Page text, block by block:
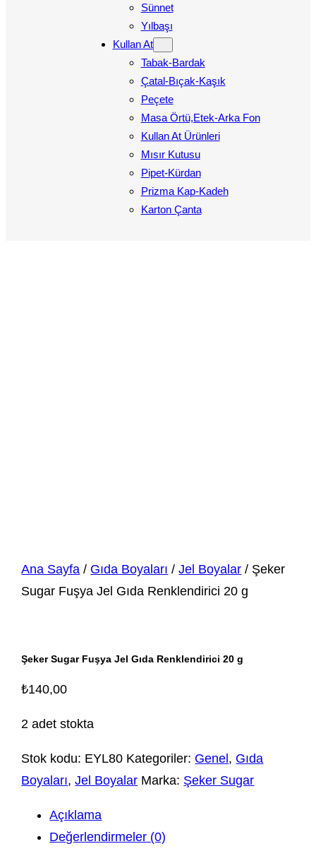
Sünnet
Yılbaşı
Kullan At
Tabak-Bardak
Çatal-Bıçak-Kaşık
Peçete
Masa Örtü,Etek-Arka Fon
Kullan At Ürünleri
Mısır Kutusu
Pipet-Kürdan
Prizma Kap-Kadeh
Karton Çanta
Ana Sayfa / Gıda Boyaları /Jel Boyalar / Şeker
Sugar Fuşya Jel Gıda Renklendirici 20 g
Şeker Sugar Fuşya Jel Gıda Renklendirici 20 g
₺140,00
2 adet stokta
Stok kodu: EYL80 Kategoriler: Genel , Gıda
Boyaları,Jel Boyalar Marka: Şeker Sugar
Açıklama
Değerlendirmeler (0)